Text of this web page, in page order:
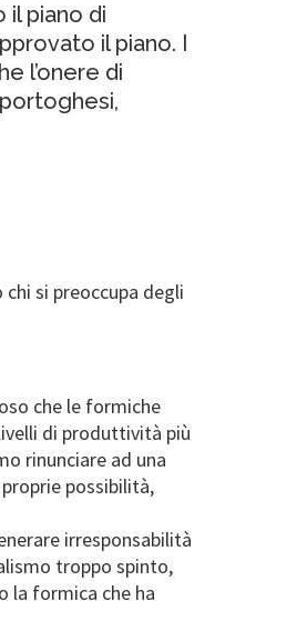
piano di
il piano. I
l’onere di
si preoccupa degli
che le formiche
di produttività più
rinunciare ad una
possibilità,
irresponsabilità
troppo spinto,
la formica che ha